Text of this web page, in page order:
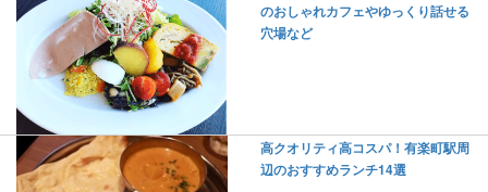
のおしゃれカフェやゆっくり話せる
穴場など
高クオリティ高コスパ！有楽町駅周
辺のおすすめランチ14選